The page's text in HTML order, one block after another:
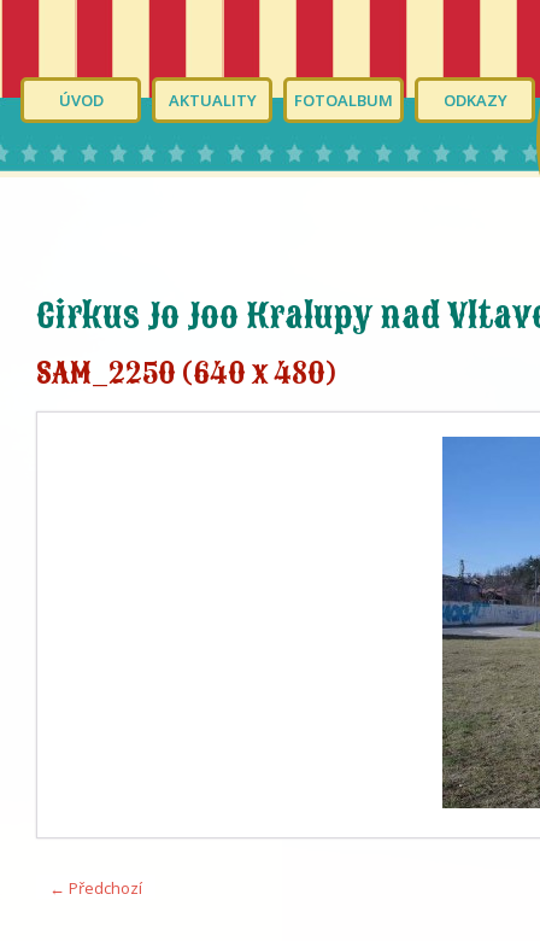
ÚVOD AKTUALITY FOTOALBUM ODKAZY
Cirkus Jo Joo Kralupy nad
SAM_2250 (640 x 480)
← Předchozí